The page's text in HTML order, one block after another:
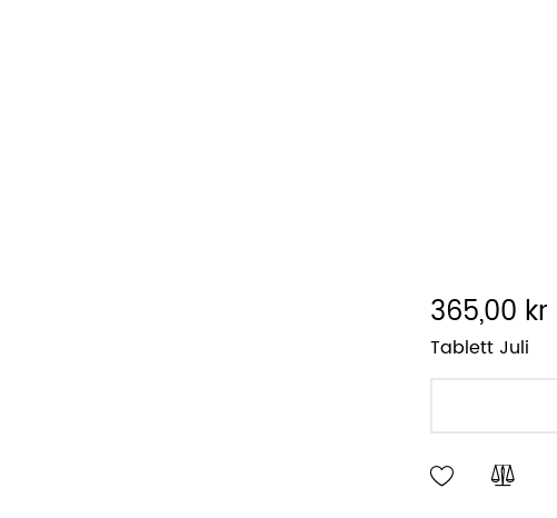
365,00 kr
Tablett Juli